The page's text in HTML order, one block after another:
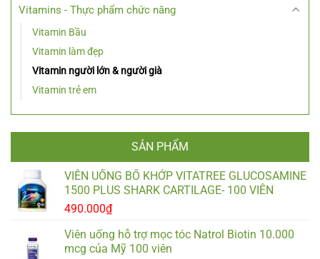
Vitamins - Thực phẩm chức năng
Vitamin Bầu
Vitamin làm đẹp
Vitamin người lớn & người già
Vitamin trẻ em
SẢN PHẨM
VIÊN UỐNG BỔ KHỚP VITATREE GLUCOSAMINE
1500 PLUS SHARK CARTILAGE- 100 VIÊN
490.000₫
Viên uống hỗ trợ mọc tóc Natrol Biotin 10.000
mcg của Mỹ 100 viên